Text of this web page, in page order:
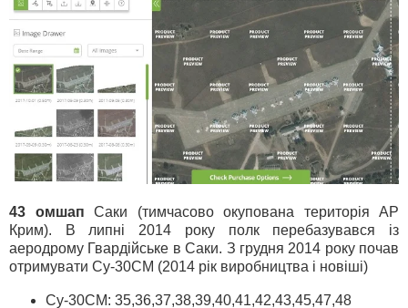
43 омшап Саки (тимчасово окупована територія АР
Крим). В липні 2014 року полк перебазувався із
аеродрому Гвардійське в Саки. З грудня 2014 року почав
отримувати Су-30СМ (2014 рік виробництва і новіші)
Су-30СМ: 35,36,37,38,39,40,41,42,43,45,47,48